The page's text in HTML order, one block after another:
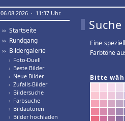
06.08.2026 · 11:37 Uhr.
›› Startseite
›› Rundgang
›› Bildergalerie
› Foto-Duell
› Beste Bilder
› Neue Bilder
› Zufalls-Bilder
› Bildersuche
› Farbsuche
› Bildautoren
› Bilder hochladen
Eine
Farbtöne
Bitte